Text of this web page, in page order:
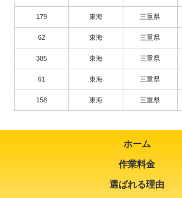
179 東海 三重県
62 東海 三重県
385 東海 三重県
61 東海 三重県
158 東海 三重県
ホーム
作業料金
選ばれる理由